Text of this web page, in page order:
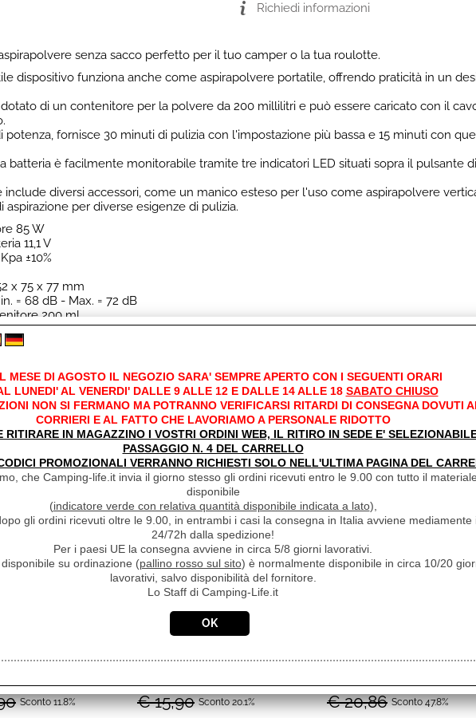
Richiedi informazioni
senza sacco perfetto per il tuo camper o la tua roulotte.
dispositivo funziona anche come aspirapolvere portatile, offrendo praticità in un
di un contenitore per la polvere da 200 millilitri e può essere caricato con il
potenza, fornisce 30 minuti di pulizia con l'impostazione più bassa e 15 minuti con
batteria è facilmente monitorabile tramite tre indicatori LED situati sopra il pulsante di
include diversi accessori, come un manico esteso per l'uso come aspirapolvere
aspirazione per diverse esigenze di pulizia.
85 W
11,1 V
±10%
x 75 x 77 mm
= 68 dB - Max. = 72 dB
200 ml
(4)
hanno acquistato questo prodotto, hanno scelto anche questi articoli
DI PENTOLE
0804029N
Sconto 11.8%
BACINELLA IN SILICONE
NERO/GRIGIO
0203070N.C20
€ 15,90 Sconto 20.1%
SECCHIO PIEGHEVOLE IN
FOLD-AWAY GRIGIO
0203062C.C06
€ 20,86 Sconto 47.8%
MESE DI AGOSTO IL NEGOZIO SARA' SEMPRE APERTO CON I SEGUENTI ORARI
LUNEDI' AL VENERDI' DALLE 9 ALLE 12 E DALLE 14 ALLE 18 SABATO CHIUSO
NON SI FERMANO MA POTRANNO VERIFICARSI RITARDI DI CONSEGNA DOVUTI AI
CORRIERI E AL FATTO CHE LAVORIAMO A PERSONALE RIDOTTO
RITIRARE IN MAGAZZINO I VOSTRI ORDINI WEB, IL RITIRO IN SEDE E'
PASSAGGIO N. 4 DEL CARRELLO
PROMOZIONALI VERRANNO RICHIESTI SOLO NELL'ULTIMA PAGINA DEL
che Camping-life.it invia il giorno stesso gli ordini ricevuti entro le 9.00 con tutto il materiale
disponibile
(indicatore verde con relativa quantità disponibile indicata a lato),
gli ordini ricevuti oltre le 9.00, in entrambi i casi la consegna in Italia avviene mediamente
24/72h dalla spedizione!
Per i paesi UE la consegna avviene in circa 5/8 giorni lavorativi.
su ordinazione (pallino rosso sul sito) è normalmente disponibile in circa 10/20
lavorativi, salvo disponibilità del fornitore.
Lo Staff di Camping-Life.it